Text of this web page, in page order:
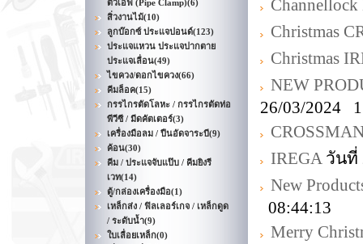
ตัวเอฟ (Pipe Clamp)(6)
สิ่วงานไม้(10)
ลูกบ๊อกซ์ ประแจปอนด์(123)
ประแจแหวน ประแจปากตาย
ประแจเลื่อน(49)
ไขควง/ดอกไขควง(66)
คีมล็อค(15)
กรรไกรตัดโลหะ / กรรไกรตัดท่อ
พีวีซี / มีดคัตเตอร์(3)
เครื่องมือลม / ปืนอัดจาระบี(9)
ค้อน(30)
คีม / ประแจจับแป๊บ / คีมยิงรี
เวท(14)
ตู้/กล่องเครื่องมือ(1)
เหล็กส่ง / ฟิลเลอร์เกจ / เหล็กดูด
/ ระดับน้ำ(9)
ใบเลื่อยเหล็ก(0)
Christmas
Christmas
NEW
26/03/2024
IREGAวันที่
New
08:44:13
Merry